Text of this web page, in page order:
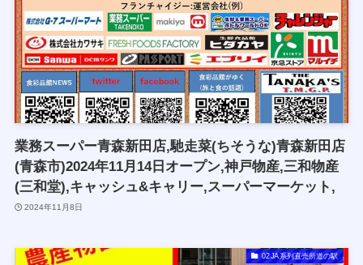
業務スーパー青森新田店,馳走菜(ちそうな)青森新田店
(⻘森市)2024年11月14日オープン,神戸物産,三和物産
(三和堂),キャッシュ&キャリー,スーパーマーケット,
2024年11月8日
02JA系列直売所道の駅